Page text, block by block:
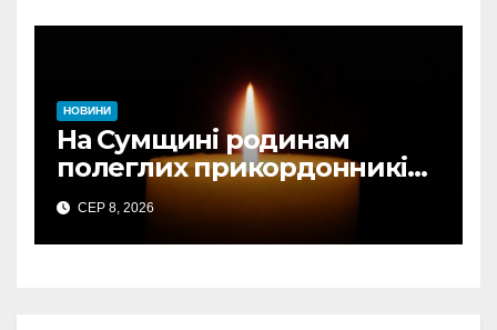
НОВИНИ
На Сумщині родинам
полеглих прикордонників
передали державні
нагороди та відомчі
відзнаки
СЕР 8, 2026